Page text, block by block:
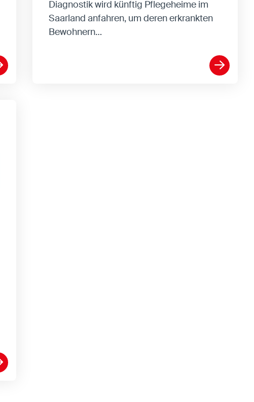
Diagnostik wird künftig Pflegeheime im
Saarland anfahren, um deren erkrankten
Bewohnern…